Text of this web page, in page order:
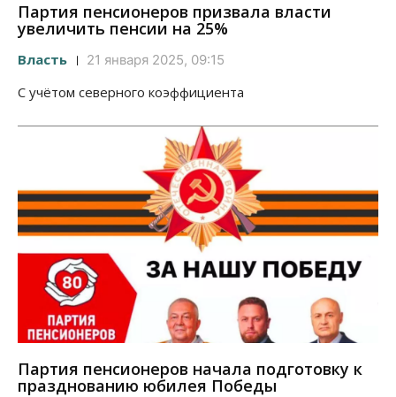
Партия пенсионеров призвала власти
увеличить пенсии на 25%
Власть 21 января 2025, 09:15
С учётом северного коэффициента
Партия пенсионеров начала подготовку к
празднованию юбилея Победы